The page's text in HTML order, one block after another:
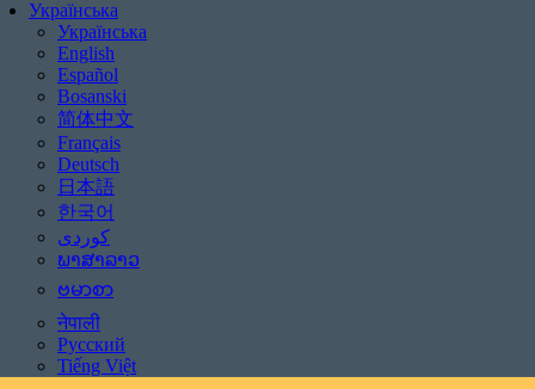
Українська
Українська
English
Español
Bosanski
简体中文
Français
Deutsch
日本語
한국어
ພາສາລາວ
ဗမာစာ
नेपाली
Русский
Tiếng Việt
Чи загрожує викуп?
Be aware of scams: WHRC does not make unsolicited phone calls and will
If you receive a suspicious call claiming to be from WHRC, please contact
us directly at877-894-4663.